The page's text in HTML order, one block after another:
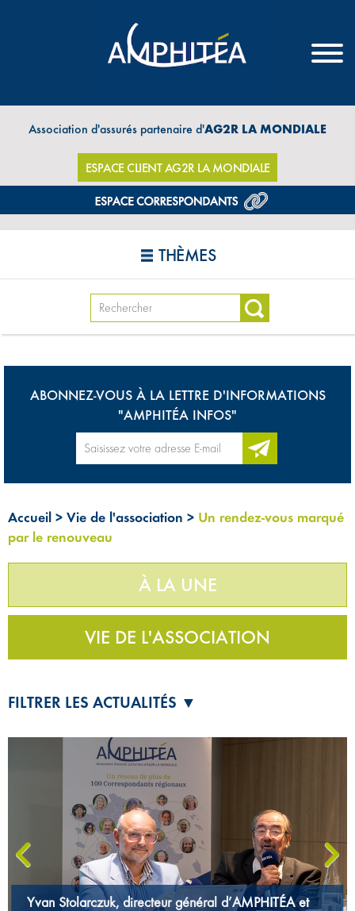
Association d'assurés partenaire d'AG2R LA MONDIALE
ESPACE CLIENT AG2R LA MONDIALE
THÈMES
ABONNEZ-VOUS À LA LETTRE D'INFORMATIONS
"AMPHITÉA INFOS"
Accueil > Vie de l'association > Un rendez-vous marqué
par le renouveau
À LA UNE
VIE DE L'ASSOCIATION
FILTRER LES ACTUALITÉS ▼
Yvan Stolarczuk, directeur général d’AMPHITÉA et
‹ ›